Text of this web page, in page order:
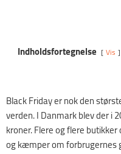
Indholdsfortegnelse Vis
Black Friday er nok den
verden. I Danmark blev der i
kroner. Flere og flere
og kæmper om forbrugernes